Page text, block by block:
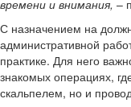
времени и внимания, –
С назначением на
административной
практике. Для него
знакомых операциях,
скальпелем, но и